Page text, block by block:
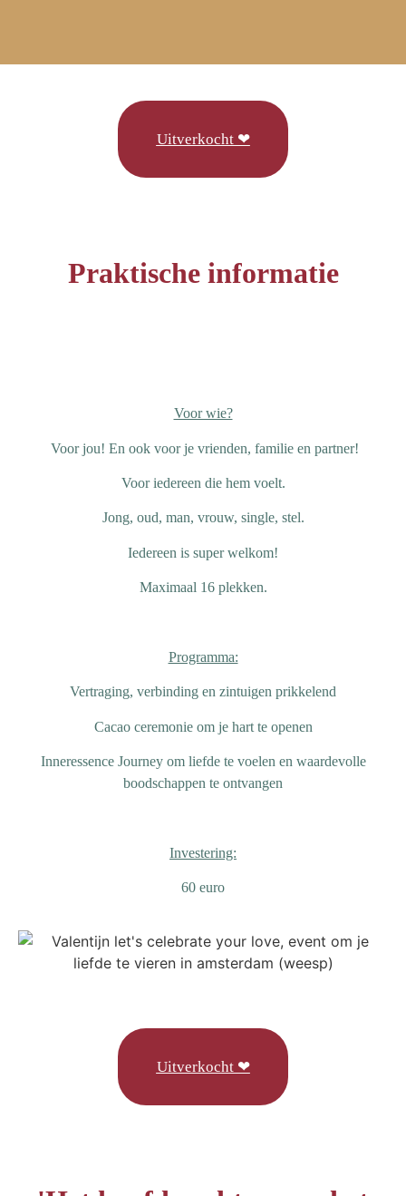
Uitverkocht ❤
Praktische informatie
Voor wie?
Voor jou! En ook voor je vrienden, familie en partner!
Voor iedereen die hem voelt.
Jong, oud, man, vrouw, single, stel.
Iedereen is super welkom!
Maximaal 16 plekken.
Programma:
Vertraging, verbinding en zintuigen prikkelend
Cacao ceremonie om je hart te openen
Inneressence Journey om liefde te voelen en waardevolle
boodschappen te ontvangen
Investering:
60 euro
Uitverkocht ❤